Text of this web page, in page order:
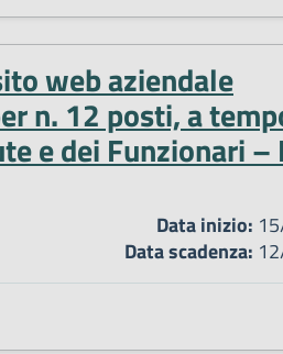
web aziendale
n. 12 posti, a
e dei Funzionari –
Data inizio:
Data scadenza: